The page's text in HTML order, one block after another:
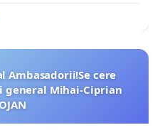
Ambasadorii!Se cere
general Mihai-Ciprian